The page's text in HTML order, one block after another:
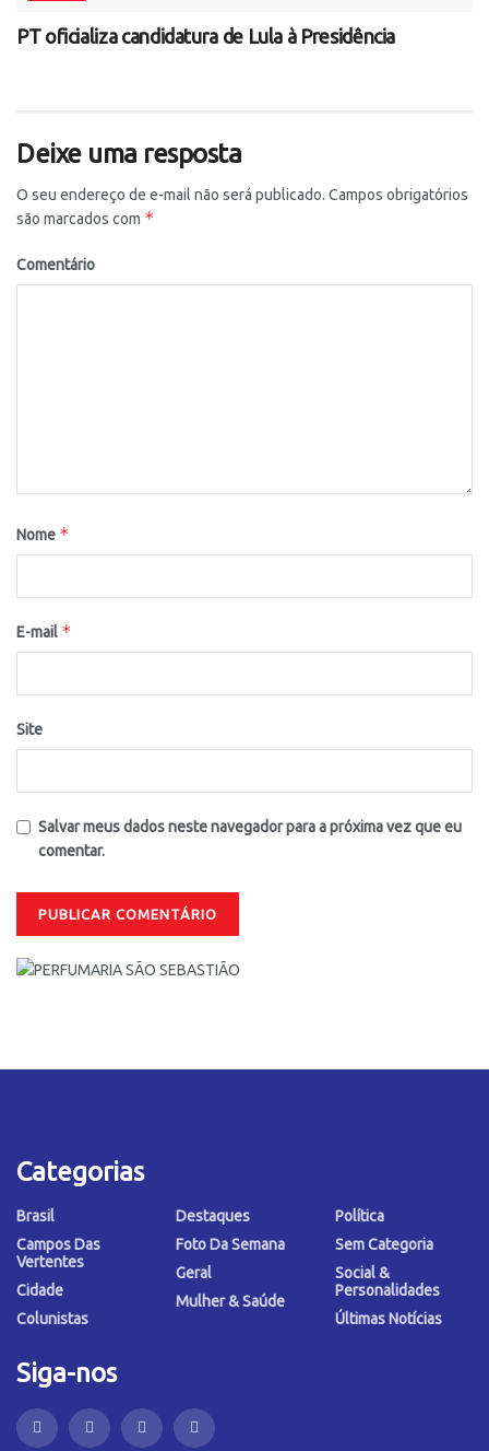
PT oficializa candidatura de Lula à Presidência
Deixe uma resposta
O seu endereço de e-mail não será publicado. Campos obrigatórios
são marcados com *
Comentário
Nome *
E-mail *
Site
Salvar meus dados neste navegador para a próxima vez que eu
comentar.
Categorias
Brasil
Campos Das
Vertentes
Cidade
Colunistas
Destaques
Foto Da Semana
Geral
Mulher & Saúde
Política
Sem Categoria
Social &
Personalidades
Últimas Notícias
Siga-nos